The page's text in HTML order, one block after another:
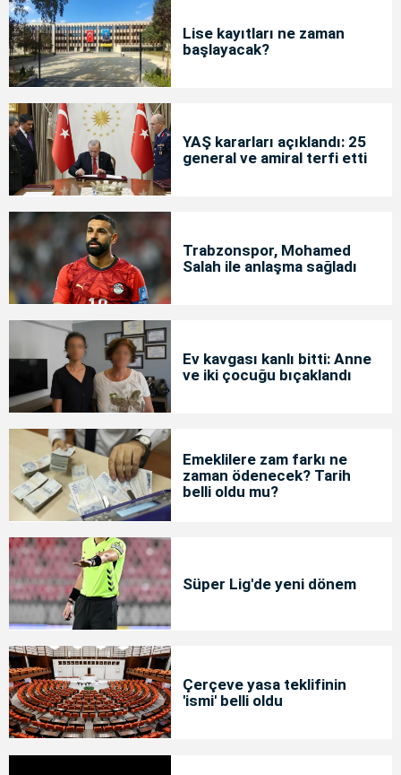
Lise kayıtları ne zaman
başlayacak?
YAŞ kararları açıklandı: 25
general ve amiral terfi etti
Trabzonspor, Mohamed
Salah ile anlaşma sağladı
Ev kavgası kanlı bitti: Anne
ve iki çocuğu bıçaklandı
Emeklilere zam farkı ne
zaman ödenecek? Tarih
belli oldu mu?
Süper Lig'de yeni dönem
Çerçeve yasa teklifinin
'ismi' belli oldu